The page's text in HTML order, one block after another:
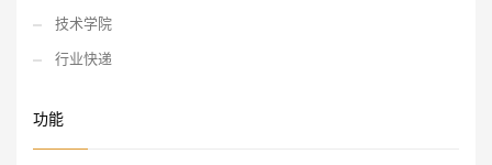
技术学院
行业快递
功能